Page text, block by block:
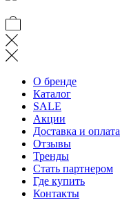
О бренде
Каталог
SALE
Акции
Доставка и оплата
Отзывы
Тренды
Стать партнером
Где купить
Контакты